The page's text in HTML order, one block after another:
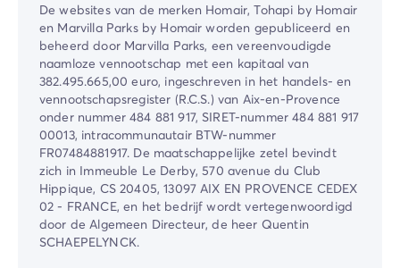
De websites van de merken Homair, Tohapi by Homair
en Marvilla Parks by Homair worden gepubliceerd en
beheerd door Marvilla Parks, een vereenvoudigde
naamloze vennootschap met een kapitaal van
382.495.665,00 euro, ingeschreven in het handels- en
vennootschapsregister (R.C.S.) van Aix-en-Provence
onder nummer 484 881 917, SIRET-nummer 484 881 917
00013, intracommunautair BTW-nummer
FR07484881917. De maatschappelijke zetel bevindt
zich in Immeuble Le Derby, 570 avenue du Club
Hippique, CS 20405, 13097 AIX EN PROVENCE CEDEX
02 - FRANCE, en het bedrijf wordt vertegenwoordigd
door de Algemeen Directeur, de heer Quentin
SCHAEPELYNCK.